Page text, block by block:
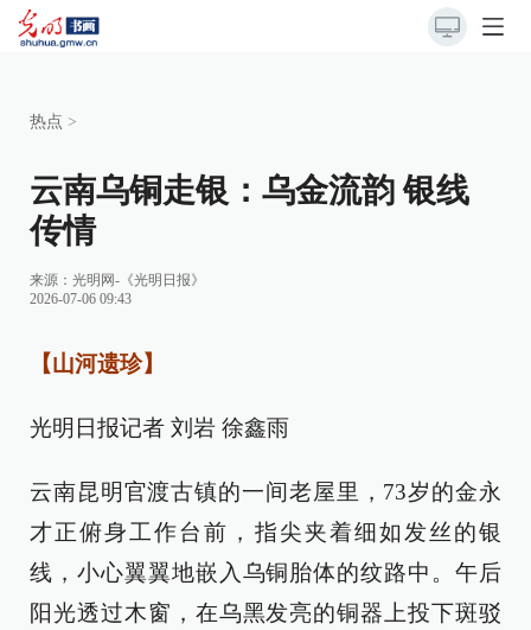
热点 >
云南乌铜走银：乌金流韵 银线
传情
来源： 光明网-《光明日报》
2026-07-06 09:43
【山河遗珍】
光明日报记者 刘岩 徐鑫雨
云南昆明官渡古镇的一间老屋里，73岁的金永
才正俯身工作台前，指尖夹着细如发丝的银
线，小心翼翼地嵌入乌铜胎体的纹路中。午后
阳光透过木窗，在乌黑发亮的铜器上投下斑驳